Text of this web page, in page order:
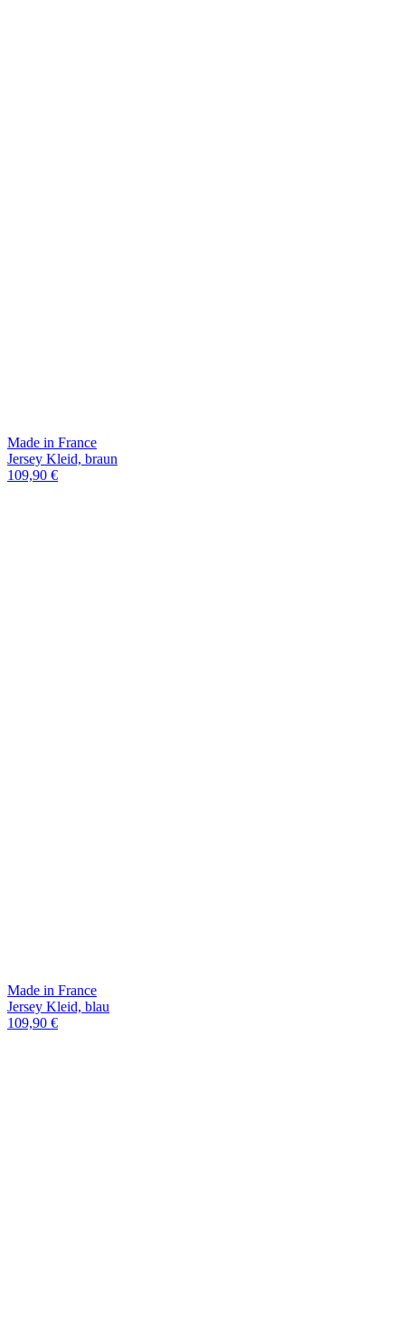
Made in France
Jersey Kleid, braun
109,90 €
Made in France
Jersey Kleid, blau
109,90 €